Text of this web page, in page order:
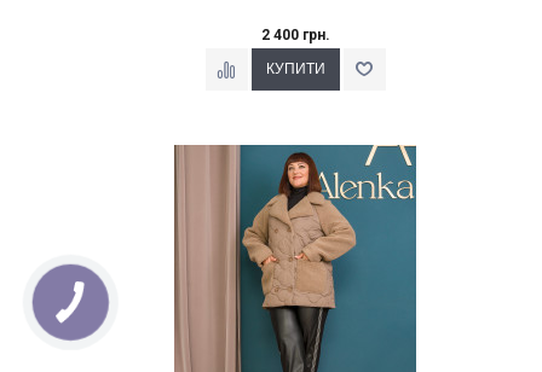
2 400 грн.
Наклейки Варіант з %